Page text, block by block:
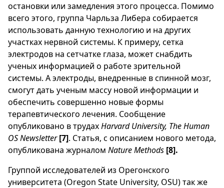
остановки или замедления этого процесса. Помимо
всего этого, группа Чарльза Либера собирается
использовать данную технологию и на других
участках нервной системы. К примеру, сетка
электродов на сетчатке глаза, может снабдить
ученых информацией о работе зрительной
системы. А электроды, внедренные в спинной мозг,
смогут дать ученым массу новой информации и
обеспечить совершенно новые формы
терапевтического лечения. Сообщение
опубликовано в трудахHarvard University, The Human
OS Newsletter [7]. Статья, с описанием нового метода,
опубликована журналом Nature Methods [8].
Группой исследователей из Орегонского
университета (Oregon State University, OSU) так же